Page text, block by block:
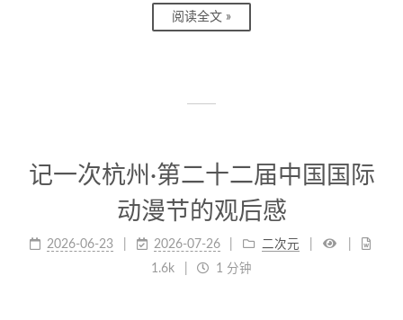
阅读全文 »
记一次杭州·第二十二届中国国际
动漫节的观后感
2026-06-23 2026-07-26
二次元
1.6k
1 分钟